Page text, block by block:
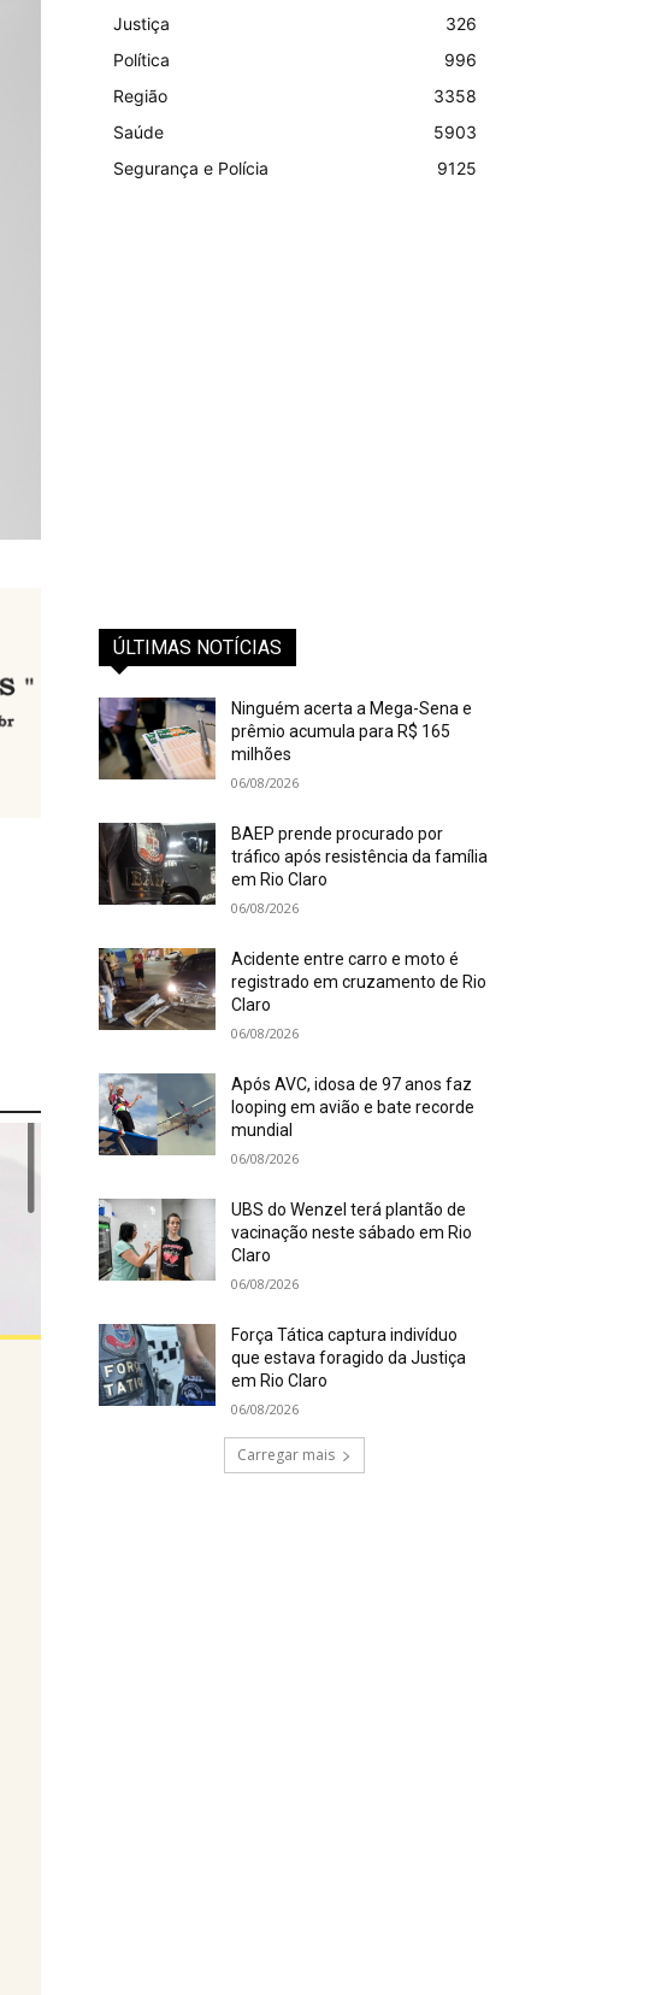
Justiça
326
Política
996
Região
3358
Saúde
5903
Segurança e Polícia
9125
ÚLTIMAS NOTÍCIAS
Ninguém acerta a Mega-Sena e
prêmio acumula para R$ 165
milhões
06/08/2026
BAEP prende procurado por
tráfico após resistência da família
em Rio Claro
06/08/2026
Acidente entre carro e moto é
registrado em cruzamento de Rio
Claro
06/08/2026
Após AVC, idosa de 97 anos faz
looping em avião e bate recorde
mundial
06/08/2026
UBS do Wenzel terá plantão de
vacinação neste sábado em Rio
Claro
06/08/2026
Força Tática captura indivíduo
que estava foragido da Justiça
em Rio Claro
06/08/2026
Carregar mais